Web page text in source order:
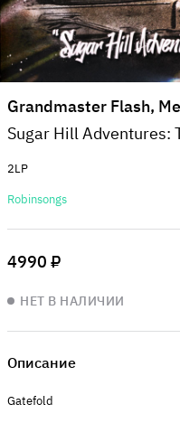
Grandmaster Flash,
Sugar Hill Adventures:
2LP
Robinsongs
4990 ₽
НЕТ В НАЛИЧИИ
Описание
Gatefold